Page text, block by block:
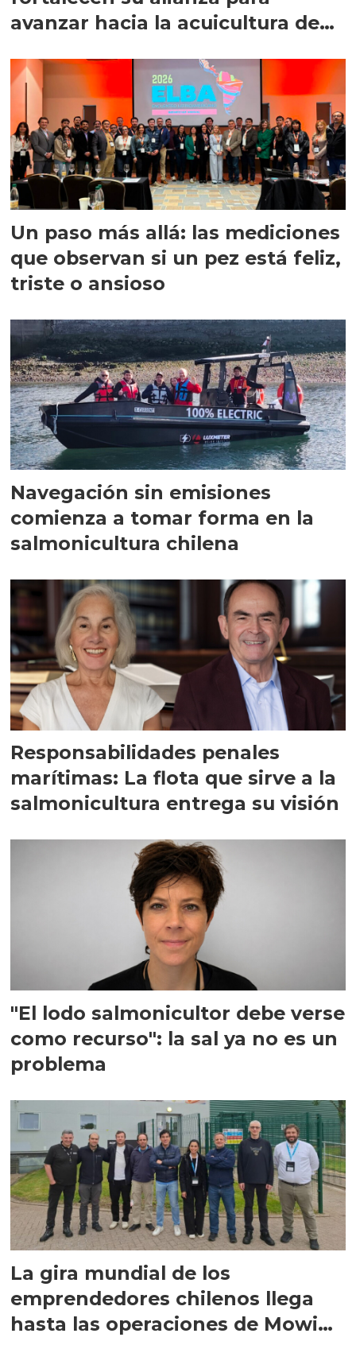
avanzar hacia la acuicultura de
Un paso más allá: las mediciones
que observan si un pez está feliz,
triste o ansioso
Navegación sin emisiones
comienza a tomar forma en la
salmonicultura chilena
Responsabilidades penales
marítimas: La flota que sirve a la
salmonicultura entrega su visión
"El lodo salmonicultor debe verse
como recurso": la sal ya no es un
problema
La gira mundial de los
emprendedores chilenos llega
hasta las operaciones de Mowi